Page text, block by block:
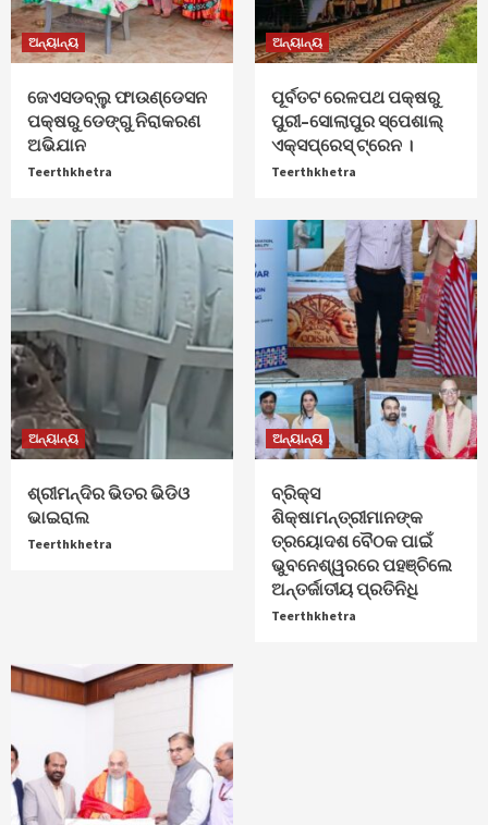
ଅନ୍ୟାନ୍ୟ
ଜେଏସଡବ୍ଲୁ ଫାଉଣ୍ଡେସନ
ପକ୍ଷରୁ ଡେଙ୍ଗୁ ନିରାକରଣ
ଅଭିଯାନ
Teerthkhetra
ଅନ୍ୟାନ୍ୟ
ପୂର୍ବତଟ ରେଳପଥ ପକ୍ଷରୁ
ପୁରୀ–ସୋଲାପୁର ସ୍ପେଶାଲ୍
ଏକ୍ସପ୍ରେସ୍ ଟ୍ରେନ ।
Teerthkhetra
ଅନ୍ୟାନ୍ୟ
ଶ୍ରୀମନ୍ଦିର ଭିତର ଭିଡିଓ
ଭାଇରାଲ
Teerthkhetra
ଅନ୍ୟାନ୍ୟ
ବ୍ରିକ୍ସ
ଶିକ୍ଷାମନ୍ତ୍ରୀମାନଙ୍କ
ତ୍ରୟୋଦଶ ବୈଠକ ପାଇଁ
ଭୁବନେଶ୍ୱରରେ ପହଞ୍ଚିଲେ
ଅନ୍ତର୍ଜାତୀୟ ପ୍ରତିନିଧି
Teerthkhetra